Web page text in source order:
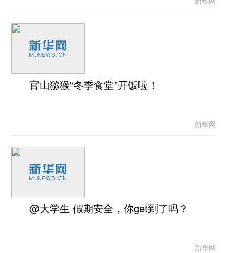
官山猕猴“冬季食堂”开饭啦！
新华网
@大学生 假期安全，你get到了吗？
新华网